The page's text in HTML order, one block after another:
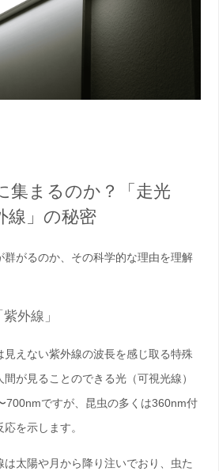
集まるのか？「走光
線」の秘密
群がるのか、その科学的な理由を理解
外線」
見えない紫外線の波長を感じ取る特殊
が見ることのできる光（可視光線）
700nmですが、昆虫の多くは360nm付
応を示します。
は太陽や月から降り注いでおり、虫た